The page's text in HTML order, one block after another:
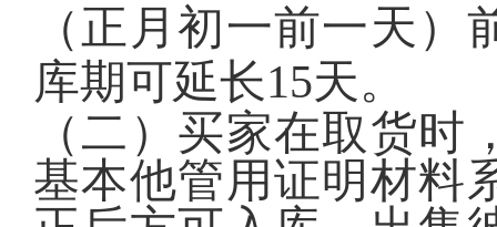
（正月初一前一天
库期可延长15天。
（二）买家在取货
基本他管用证明材料